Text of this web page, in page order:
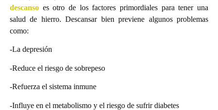
descanso es otro de los factores primordiales para tener una
salud de hierro. Descansar bien previene algunos problemas
como:
-La depresión
-Reduce el riesgo de sobrepeso
-Refuerza el sistema inmune
-Influye en el metabolismo y el riesgo de sufrir diabetes